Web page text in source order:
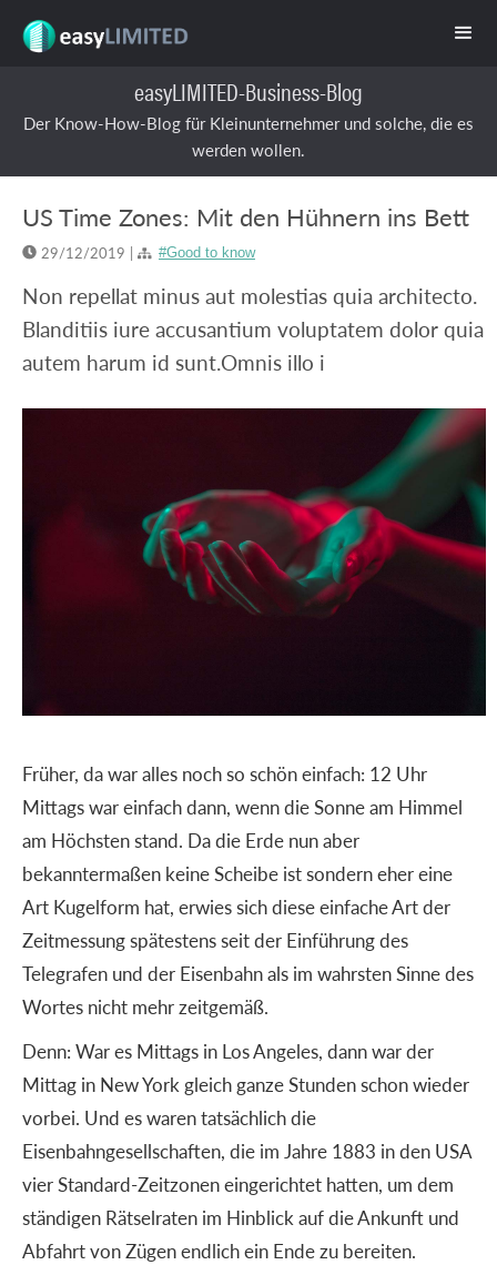
easyLIMITED-Business-Blog
Der Know-How-Blog für Kleinunternehmer und solche, die es
werden wollen.
US Time Zones: Mit den Hühnern ins Bett
 29/12/2019 |  #Good to know
Non repellat minus aut molestias quia architecto.
Blanditiis iure accusantium voluptatem dolor quia
autem harum id sunt.Omnis illo i
Früher, da war alles noch so schön einfach: 12 Uhr
Mittags war einfach dann, wenn die Sonne am Himmel
am Höchsten stand. Da die Erde nun aber
bekanntermaßen keine Scheibe ist sondern eher eine
Art Kugelform hat, erwies sich diese einfache Art der
Zeitmessung spätestens seit der Einführung des
Telegrafen und der Eisenbahn als im wahrsten Sinne des
Wortes nicht mehr zeitgemäß.
Denn: War es Mittags in Los Angeles, dann war der
Mittag in New York gleich ganze Stunden schon wieder
vorbei. Und es waren tatsächlich die
Eisenbahngesellschaften, die im Jahre 1883 in den USA
vier Standard-Zeitzonen eingerichtet hatten, um dem
ständigen Rätselraten im Hinblick auf die Ankunft und
Abfahrt von Zügen endlich ein Ende zu bereiten.